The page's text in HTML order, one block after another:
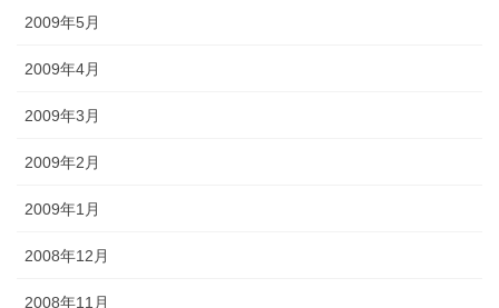
2009年5月
2009年4月
2009年3月
2009年2月
2009年1月
2008年12月
2008年11月